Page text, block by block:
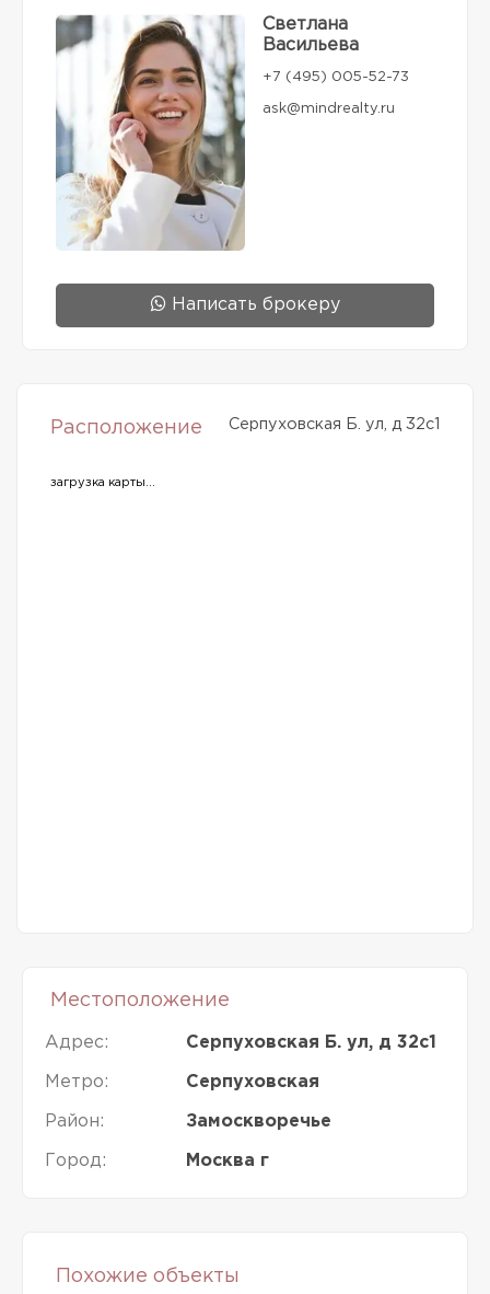
Светлана
Васильева
+7 (495) 005-52-73
ask@mindrealty.ru
Написать брокеру
Расположение Серпуховская Б. ул, д 32с1
загрузка карты...
Местоположение
Адрес: Серпуховская Б. ул, д 32с1
Метро: Серпуховская
Район: Замоскворечье
Город: Москва г
Похожие объекты